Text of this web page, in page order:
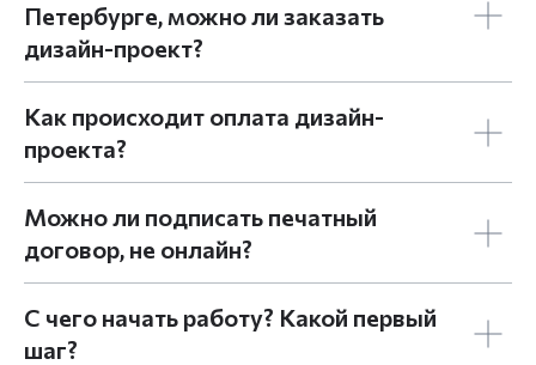
Петербурге, можно ли заказать
дизайн-проект?
Как происходит оплата дизайн-
проекта?
Можно ли подписать печатный
договор, не онлайн?
С чего начать работу? Какой первый
шаг?